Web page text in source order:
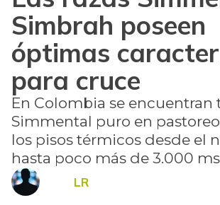
Simbrah poseen
óptimas
para cruce
En Colombia se encuentran
Simmental puro en
los pisos térmicos desde el
hasta poco más de 3.000
LR